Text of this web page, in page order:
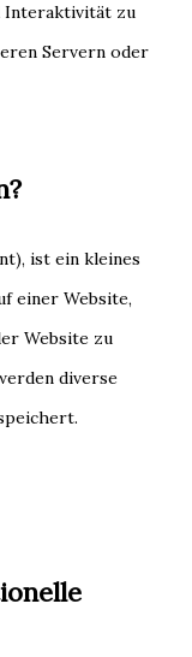
Interaktivität zu
Servern oder
ist ein kleines
einer Website,
Website zu
diverse